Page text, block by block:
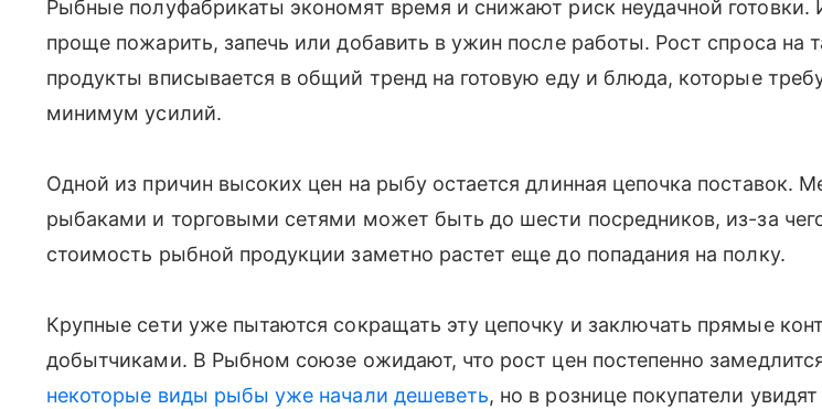
Рыбные полуфабрикаты экономят время и снижают риск неудачной готовки.
проще пожарить, запечь или добавить в ужин после работы. Рост спроса на
продукты вписывается в общий тренд на готовую еду и блюда, которые
минимум усилий.
Одной из причин высоких цен на рыбу остается длинная цепочка поставок.
рыбаками и торговыми сетями может быть до шести посредников, из-за
стоимость рыбной продукции заметно растет еще до попадания на полку.
Крупные сети уже пытаются сокращать эту цепочку и заключать прямые
добытчиками. В Рыбном союзе ожидают, что рост цен постепенно
некоторые виды рыбы уже начали дешеветь, но в рознице покупатели